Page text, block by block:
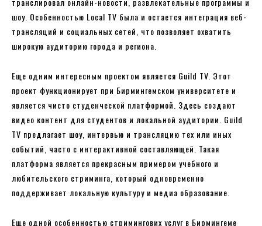
шоу. Особенностью Local TV была и остается интеграция веб-
трансляций и социальных сетей, что позволяет охватить
широкую аудиторию города и региона.
Еще одним интересным проектом является Guild TV. Этот
проект функционирует при Бирмингемском университете и
является чисто студенческой платформой. Здесь создают
видео контент для студентов и локальной аудитории. Guild
TV предлагает шоу, интервью и трансляцию тех или иных
событий, часто с интерактивной составляющей. Такая
платформа является прекрасным примером учебного и
любительского стриминга, который одновременно
поддерживает локальную культуру и медиа образование.
Еще одной особенностью стримингових услуг в Бирмингеме